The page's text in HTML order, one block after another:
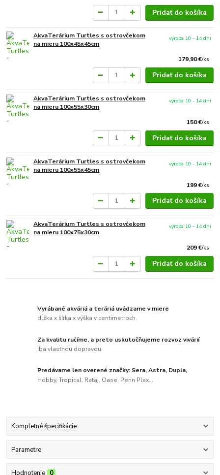
Pridať do košíka
AkvaTerárium Turtles s ostrovčekom
na mieru 100x45x45cm
179,90 €/ks
výroba 10 - 14 dní
Pridať do košíka
AkvaTerárium Turtles s ostrovčekom
na mieru 100x55x30cm
150 €/ks
výroba 10 - 14 dní
Pridať do košíka
AkvaTerárium Turtles s ostrovčekom
na mieru 100x55x45cm
199 €/ks
výroba 10 - 14 dní
Pridať do košíka
AkvaTerárium Turtles s ostrovčekom
na mieru 100x75x30cm
209 €/ks
výroba 10 - 14 dní
Pridať do košíka
Vyrábané akváriá a teráriá uvádzame v miere
dĺžka x šírka x výška v centimetroch.
Za kvalitu ručíme, a preto uskutočňujeme rozvoz vivárií
iba vlastnou dopravou.
Predávame len overené značky: Sera, Astra, Dupla,
Hobby, Tropical, Rataj, Oase, Penn Plax...
Kompletné špecifikácie
Parametre
Hodnotenie 0